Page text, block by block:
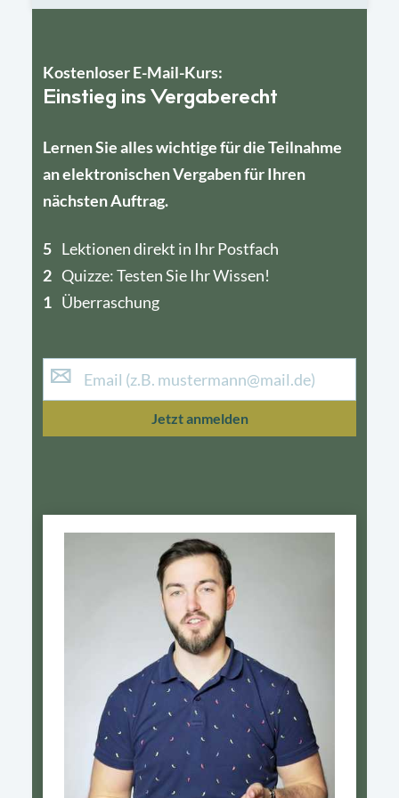
Kostenloser E-Mail-Kurs:
Einstieg ins Vergaberecht
Lernen Sie alles wichtige für die Teilnahme
an elektronischen Vergaben für Ihren
nächsten Auftrag.
5 Lektionen direkt in Ihr Postfach
2 Quizze: Testen Sie Ihr Wissen!
1 Überraschung
4
1
Jetzt anmelden